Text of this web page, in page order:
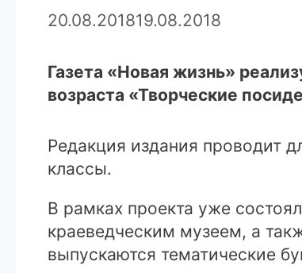
20.08.201819.08.2018
Газета «Новая жизнь»
возраста «Творческие
Редакция издания проводит
классы.
В рамках проекта уже
краеведческим музеем, а
выпускаются тематические